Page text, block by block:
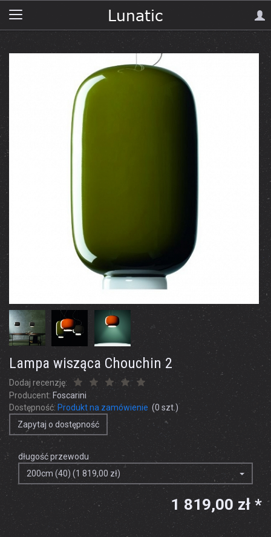
Lampa wisząca Chouchin 2
Dodaj recenzję:
Producent: Foscarini
Dostępność: Produkt na zamówienie (0 szt.)
Zapytaj o dostępność
długość przewodu
200cm (40) (1 819,00 zł)
1 819,00 zł *